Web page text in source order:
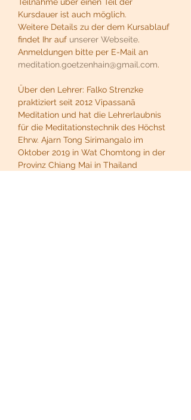
Kursdauer ist auch möglich.
Weitere Details zu der dem Kursablauf
findet Ihr auf unserer Webseite.
Anmeldungen bitte per E-Mail an
meditation.goetzenhain@gmail.com.
Über den Lehrer: Falko Strenzke
praktiziert seit 2012 Vipassanā
Meditation und hat die Lehrerlaubnis
für die Meditationstechnik des Höchst
Ehrw. Ajarn Tong Sirimangalo im
Oktober 2019 in Wat Chomtong in der
Provinz Chiang Mai in Thailand